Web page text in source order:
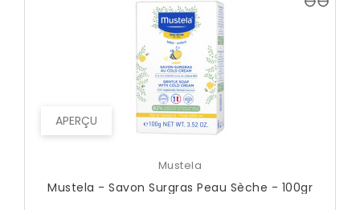
APERÇU
Mustela
Mustela - Savon Surgras Peau Sèche - 100gr